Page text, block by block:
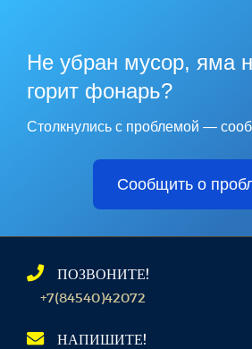
Не убран мусор, яма
горит фонарь?
Столкнулись с проблемой —
Сообщить о
ПОЗВОНИТЕ!
+7(84540)42072
НАПИШИТЕ!